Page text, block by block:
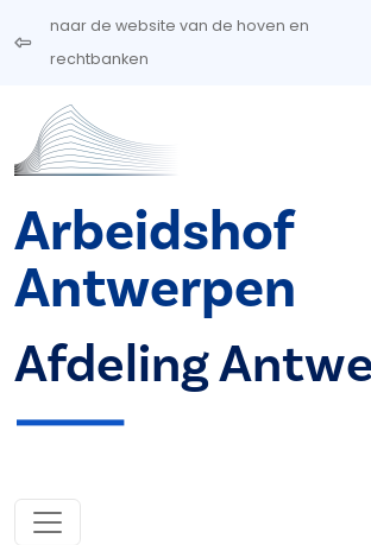
Overslaan en naar de inhoud gaan
naar de website van de hoven en
rechtbanken
Arbeidshof
Antwerpen
Afdeling